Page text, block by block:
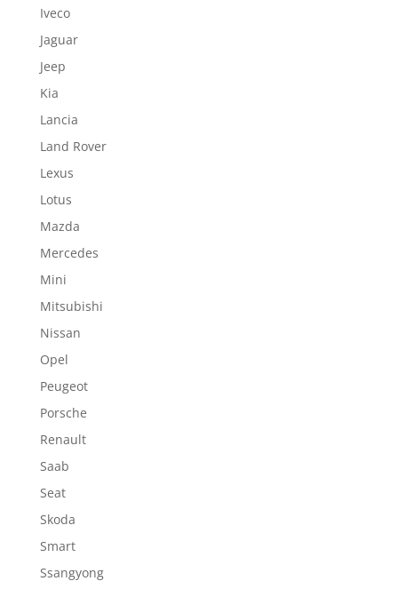
Iveco
Jaguar
Jeep
Kia
Lancia
Land Rover
Lexus
Lotus
Mazda
Mercedes
Mini
Mitsubishi
Nissan
Opel
Peugeot
Porsche
Renault
Saab
Seat
Skoda
Smart
Ssangyong